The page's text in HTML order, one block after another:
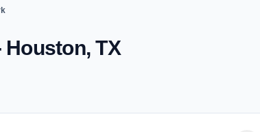
TX